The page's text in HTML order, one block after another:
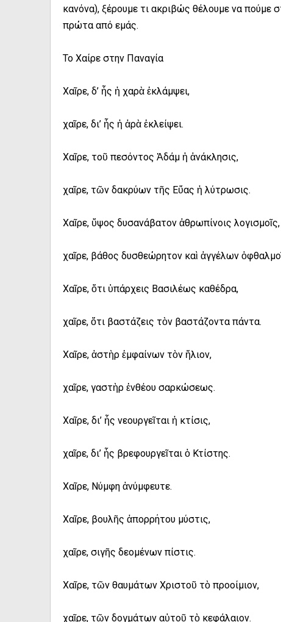
κανόνα), ξέρουμε τι ακριβώς θέλουμε να πούμε
πρώτα από εμάς.
Το Χαίρε στην Παναγία
Χαῖρε, δ’ ἧς ἡ χαρὰ ἐκλάμψει,
χαῖρε, δι’ ἧς ἡ ἀρὰ ἐκλείψει.
Χαῖρε, τοῦ πεσόντος Ἀδάμ ἡ ἀνάκλησις,
χαῖρε, τῶν δακρύων τῆς Εὔας ἡ λύτρωσις.
Χαῖρε, ὕψος δυσανάβατον ἀθρωπίνοις λογισμοῖς,
χαῖρε, βάθος δυσθεώρητον καὶ ἀγγέλων
Χαῖρε, ὅτι ὑπάρχεις Βασιλέως καθέδρα,
χαῖρε, ὅτι βαστάζεις τὸν βαστάζοντα πάντα.
Χαῖρε, ἀστὴρ ἐμφαίνων τὸν ἥλιον,
χαῖρε, γαστὴρ ἐνθέου σαρκώσεως.
Χαῖρε, δι’ ἧς νεουργεῖται ἡ κτίσις,
χαῖρε, δι’ ἧς βρεφουργεῖται ὁ Κτίστης.
Χαῖρε, Νύμφη ἀνύμφευτε.
Χαῖρε, βουλῆς ἀπορρήτου μύστις,
χαῖρε, σιγῆς δεομένων πίστις.
Χαῖρε, τῶν θαυμάτων Χριστοῦ τὸ προοίμιον,
χαῖρε, τῶν δογμάτων αὐτοῦ τὸ κεφάλαιον.